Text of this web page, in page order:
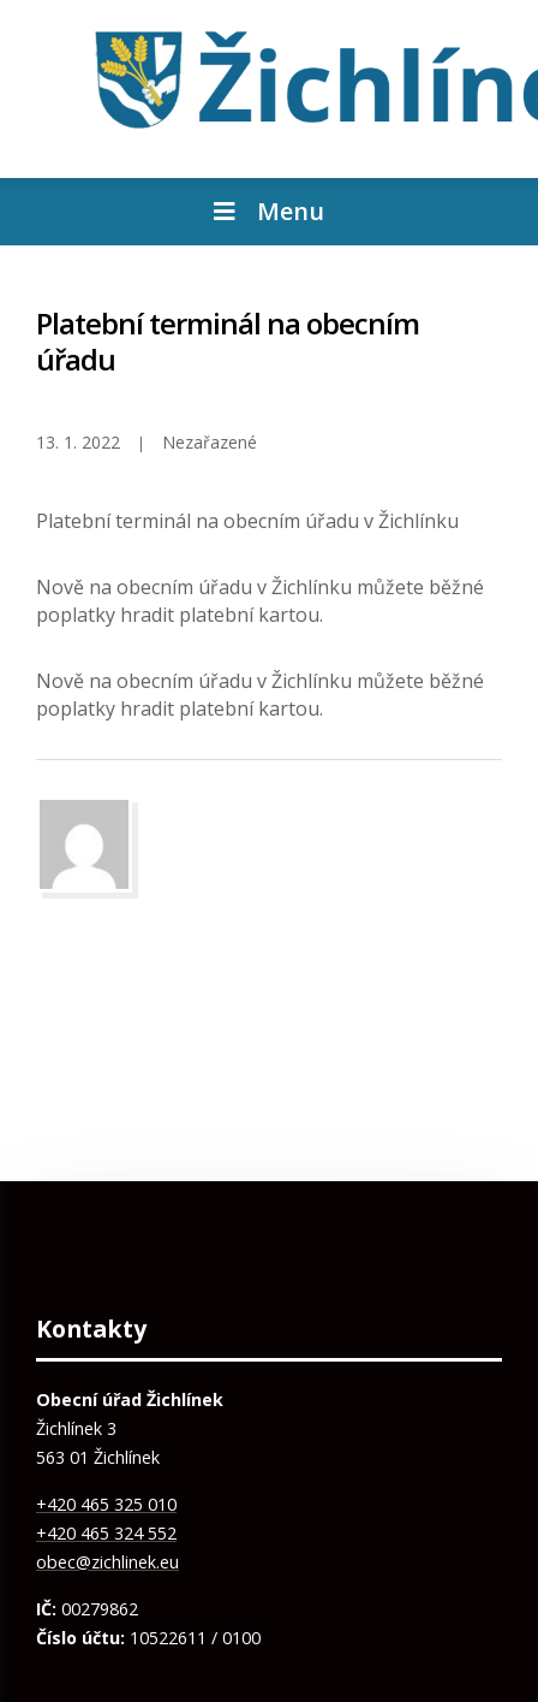
Menu
Platební terminál na obecním
úřadu
13. 1. 2022 Nezařazené
Platební terminál na obecním úřadu v Žichlínku
Nově na obecním úřadu v Žichlínku můžete běžné
poplatky hradit platební kartou.
Nově na obecním úřadu v Žichlínku můžete běžné
poplatky hradit platební kartou.
Kontakty
Obecní úřad Žichlínek
Žichlínek 3
563 01 Žichlínek
+420 465 325 010
+420 465 324 552
obec@zichlinek.eu
IČ: 00279862
Číslo účtu: 10522611 / 0100